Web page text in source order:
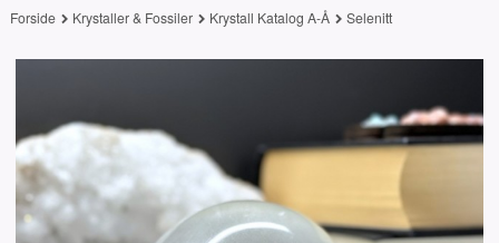
Forside Krystaller & Fossiler Krystall Katalog A-Å Selenitt